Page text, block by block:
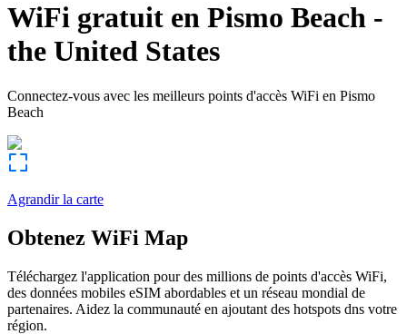
WiFi gratuit en Pismo Beach -
the United States
Connectez-vous avec les meilleurs points d'accès WiFi en Pismo
Beach
Agrandir la carte
Obtenez WiFi Map
Téléchargez l'application pour des millions de points d'accès WiFi,
des données mobiles eSIM abordables et un réseau mondial de
partenaires. Aidez la communauté en ajoutant des hotspots dns votre
région.